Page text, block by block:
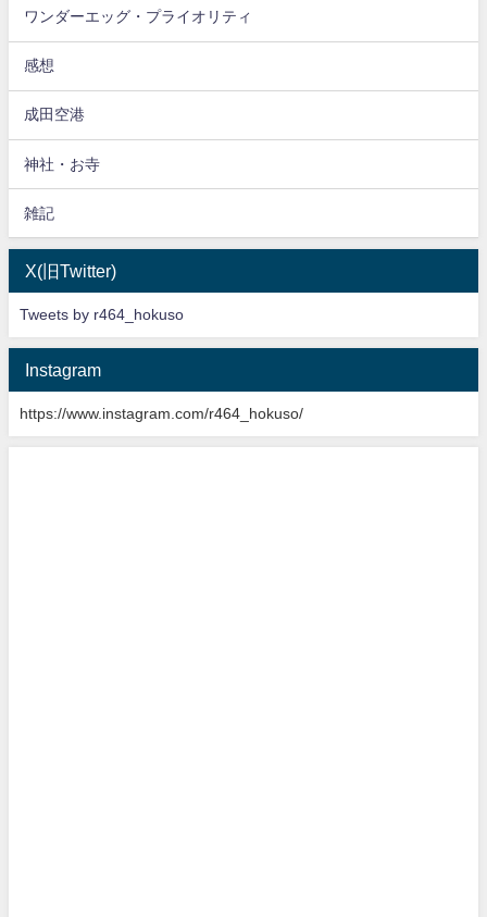
ワンダーエッグ・プライオリティ
感想
成田空港
神社・お寺
雑記
X(旧Twitter)
Tweets by r464_hokuso
Instagram
https://www.instagram.com/r464_hokuso/